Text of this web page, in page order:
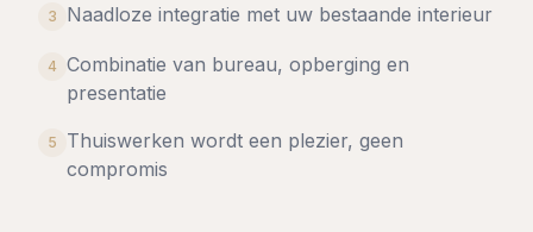
3 Naadloze integratie met uw bestaande interieur
4 Combinatie van bureau, opberging en
presentatie
5
Thuiswerken wordt een plezier, geen
compromis